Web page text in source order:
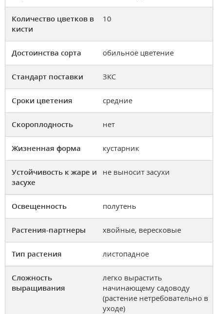
Количество цветков в
кисти
10
Достоинства сорта обильное цветение
Стандарт поставки ЗКС
Сроки цветения средние
Скороплодность нет
Жизненная форма кустарник
Устойчивость к жаре и
засухе
не выносит засухи
Освещенность полутень
Растения-партнеры хвойные, вересковые
Тип растения листопадное
Сложность
выращивания
легко вырастить
начинающему садоводу
(растение нетребовательно в
уходе)